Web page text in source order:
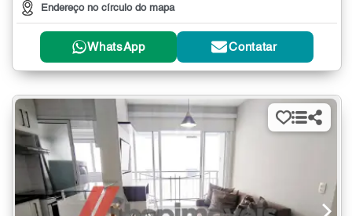
Endereço no círculo do mapa
WhatsApp Contatar